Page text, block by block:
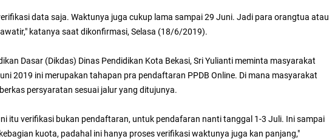
data saja. Waktunya juga cukup lama sampai 29 Juni. Jadi para orangtua atau
katanya saat dikonfirmasi, Selasa (18/6/2019).
Dasar (Dikdas) Dinas Pendidikan Kota Bekasi, Sri Yulianti meminta masyarakat
2019 ini merupakan tahapan pra pendaftaran PPDB Online. Di mana masyarakat
persyaratan sesuai jalur yang ditujunya.
itu verifikasi bukan pendaftaran, untuk pendafaran nanti tanggal 1-3 Juli. Ini sampai
kuota, padahal ini hanya proses verifikasi waktunya juga kan panjang,"